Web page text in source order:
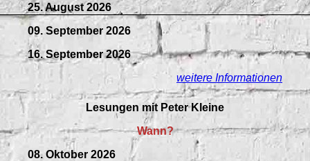
25. August 2026
09. September 2026
16. September 2026
weitere Informationen
Lesungen mit Peter Kleine
Wann?
08. Oktober 2026